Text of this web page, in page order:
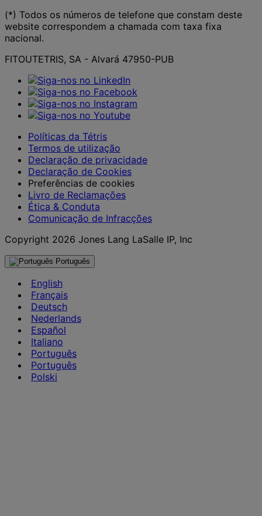
(*) Todos os números de telefone que constam deste
website correspondem a chamada com taxa fixa
nacional.
FITOUTETRIS, SA - Alvará 47950-PUB
Políticas da Tétris
Termos de utilização
Declaração de privacidade
Declaração de Cookies
Preferências de cookies
Livro de Reclamações
Ética & Conduta
Comunicação de Infracções
Copyright 2026 Jones Lang LaSalle IP, Inc
Português
English
Français
Deutsch
Nederlands
Español
Italiano
Português
Português
Polski